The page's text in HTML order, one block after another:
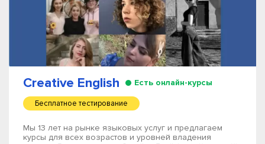
Creative English Есть онлайн-курсы
Бесплатное тестирование
Мы 13 лет на рынке языковых услуг и предлагаем
курсы для всех возрастов и уровней владения